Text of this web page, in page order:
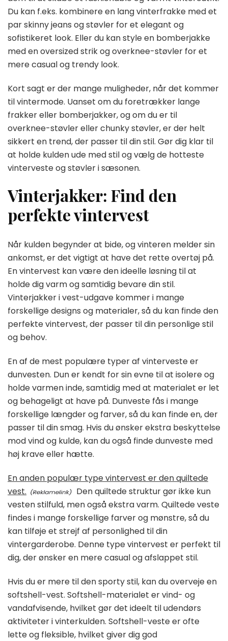
Du kan f.eks. kombinere en lang vinterfrakke med et
par skinny jeans og støvler for et elegant og
sofistikeret look. Eller du kan style en bomberjakke
med en oversized strik og overknee-støvler for et
mere casual og trendy look.
Kort sagt er der mange muligheder, når det kommer
til vintermode. Uanset om du foretrækker lange
frakker eller bomberjakker, og om du er til
overknee-støvler eller chunky støvler, er der helt
sikkert en trend, der passer til din stil. Gør dig klar til
at holde kulden ude med stil og vælg de hotteste
vinterveste og støvler i sæsonen.
Vinterjakker: Find den
perfekte vintervest
Når kulden begynder at bide, og vinteren melder sin
ankomst, er det vigtigt at have det rette overtøj på.
En vintervest kan være den ideelle løsning til at
holde dig varm og samtidig bevare din stil.
Vinterjakker i vest-udgave kommer i mange
forskellige designs og materialer, så du kan finde den
perfekte vintervest, der passer til din personlige stil
og behov.
En af de mest populære typer af vinterveste er
dunvesten. Dun er kendt for sin evne til at isolere og
holde varmen inde, samtidig med at materialet er let
og behageligt at have på. Dunveste fås i mange
forskellige længder og farver, så du kan finde en, der
passer til din smag. Hvis du ønsker ekstra beskyttelse
mod vind og kulde, kan du også finde dunveste med
høj krave eller hætte.
En anden populær type vintervest er den quiltede
vest.
Den quiltede struktur gør ikke kun
vesten stilfuld, men også ekstra varm. Quiltede veste
findes i mange forskellige farver og mønstre, så du
kan tilføje et strejf af personlighed til din
vintergarderobe. Denne type vintervest er perfekt til
dig, der ønsker en mere casual og afslappet stil.
Hvis du er mere til den sporty stil, kan du overveje en
softshell-vest. Softshell-materialet er vind- og
vandafvisende, hvilket gør det ideelt til udendørs
aktiviteter i vinterkulden. Softshell-veste er ofte
lette og fleksible, hvilket giver dig god